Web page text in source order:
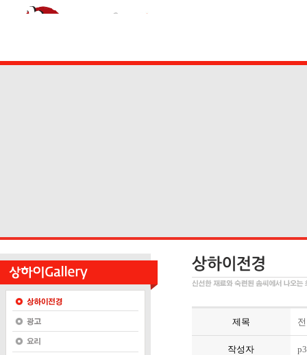
제목
작성자